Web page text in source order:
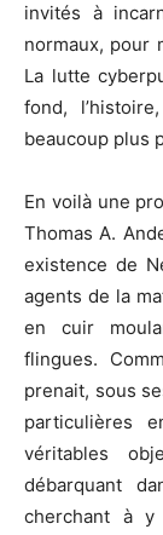
invités à
normaux, pour
La lutte
fond,
beaucoup plus
En voilà une
Thomas A.
existence de
agents de la
en cuir
flingues.
prenait, sous
particulières
véritables
débarquant
cherchant à y